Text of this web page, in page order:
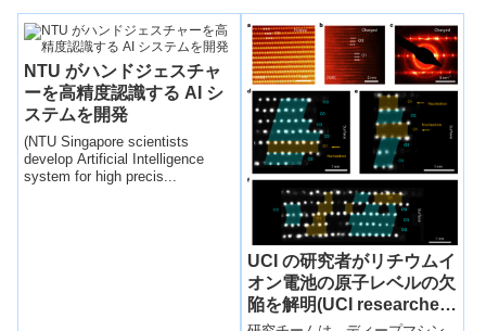
NTU がハンドジェスチャ
ーを高精度認識する AI シ
ステムを開発
(NTU Singapore scientists
develop Artificial Intelligence
system for high precis...
UCI の研究者がリチウムイ
オン電池の原子レベルの欠
陥を解明(UCI researchers
decipher atomic-scale